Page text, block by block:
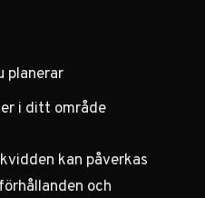
planerar
i ditt område
kan påverkas
och